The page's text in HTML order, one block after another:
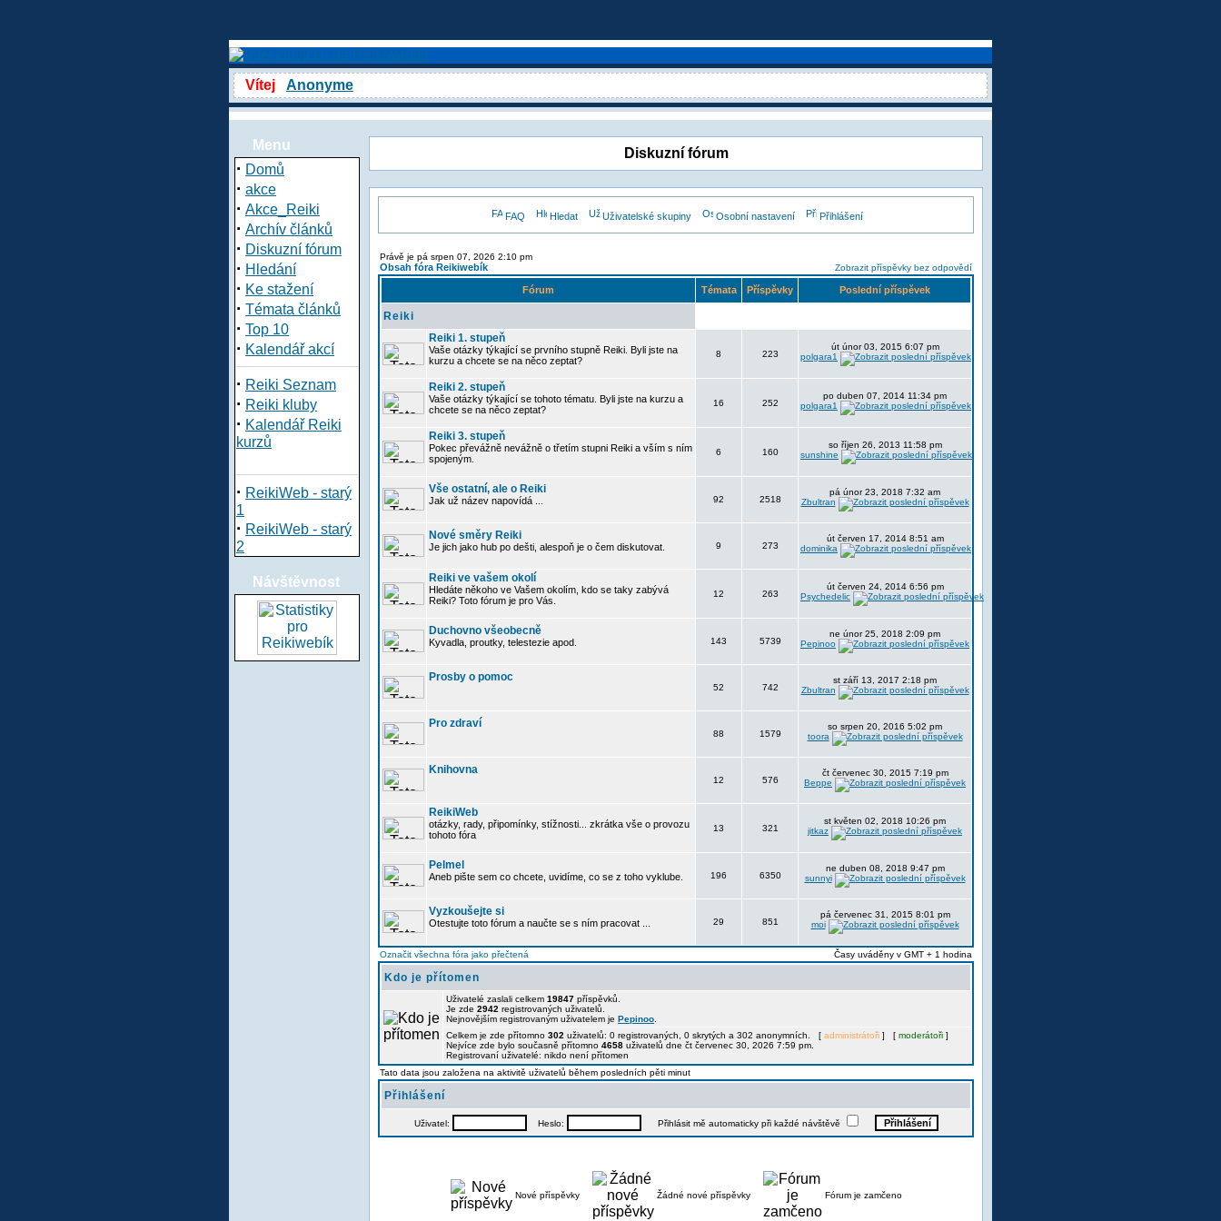
Vítej Anonyme
Menu
· Domů
· akce
· Akce_Reiki
· Archív článků
· Diskuzní fórum
· Hledání
· Ke stažení
· Témata článků
· Top 10
· Kalendář akcí
· Reiki Seznam
· Reiki kluby
· Kalendář Reiki
kurzů
· ReikiWeb - starý
1
· ReikiWeb - starý
2
Návštěvnost
Diskuzní fórum
FAQ Hledat Uživatelské skupiny Osobní nastavení Přihlášení
Právě je pá srpen 07, 2026 2:10 pm
Obsah fóra Reikiwebík Zobrazit příspěvky bez odpovědí
Fórum Témata Příspěvky Poslední příspěvek
Reiki
Reiki 1. stupeň
Vaše otázky týkající se prvního stupně Reiki. Byli jste na
kurzu a chcete se na něco zeptat?
8 223
út únor 03, 2015 6:07 pm
polgara1
Reiki 2. stupeň
Vaše otázky týkající se tohoto tématu. Byli jste na kurzu a
chcete se na něco zeptat?
16 252
po duben 07, 2014 11:34 pm
polgara1
Reiki 3. stupeň
Pokec převážně nevážně o třetím stupni Reiki a vším s ním
spojeným.
6 160
so říjen 26, 2013 11:58 pm
sunshine
Vše ostatní, ale o Reiki
Jak už název napovídá ... 92 2518
pá únor 23, 2018 7:32 am
Zbultran
Nové směry Reiki
Je jich jako hub po dešti, alespoň je o čem diskutovat. 9 273
út červen 17, 2014 8:51 am
dominika
Reiki ve vašem okolí
Hledáte někoho ve Vašem okolím, kdo se taky zabývá
Reiki? Toto fórum je pro Vás.
12 263
út červen 24, 2014 6:56 pm
Psychedelic
Duchovno všeobecně
Kyvadla, proutky, telestezie apod. 143 5739
ne únor 25, 2018 2:09 pm
Pepinoo
Prosby o pomoc
52 742
st září 13, 2017 2:18 pm
Zbultran
Pro zdraví
88 1579
so srpen 20, 2016 5:02 pm
toora
Knihovna
12 576
čt červenec 30, 2015 7:19 pm
Beppe
ReikiWeb
otázky, rady, připomínky, stížnosti... zkrátka vše o provozu
tohoto fóra
13 321
st květen 02, 2018 10:26 pm
jitkaz
Pelmel
Aneb pište sem co chcete, uvidíme, co se z toho vyklube. 196 6350
ne duben 08, 2018 9:47 pm
sunnyi
Vyzkoušejte si
Otestujte toto fórum a naučte se s ním pracovat ... 29 851
pá červenec 31, 2015 8:01 pm
moi
Označit všechna fóra jako přečtená Časy uváděny v GMT + 1 hodina
Kdo je přítomen
Uživatelé zaslali celkem 19847 příspěvků.
Je zde 2942 registrovaných uživatelů.
Nejnovějším registrovaným uživatelem je Pepinoo
Celkem je zde přítomno 302 uživatelů: 0 registrovaných, 0 skrytých a 302 anonymních. [ administrátoři ] [ moderátoři ]
Nejvíce zde bylo současně přítomno 4658 uživatelů dne čt červenec 30, 2026 7:59 pm.
Registrovaní uživatelé: nikdo není přítomen
Tato data jsou založena na aktivitě uživatelů během posledních pěti minut
Přihlášení
Uživatel: Heslo: Přihlásit mě automaticky při každé návštěvě
Nové příspěvky Žádné nové příspěvky Fórum je zamčeno